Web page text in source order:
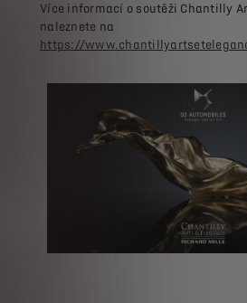
Více informací o soutěži Chantilly
naleznete na
https://